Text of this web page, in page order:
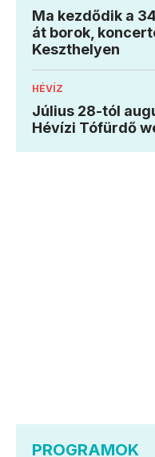
Ma kezdődik a
át borok,
Keszthelyen
HÉVÍZ
Július 28-tól
Hévízi Tófürdő
PROGRAMOK